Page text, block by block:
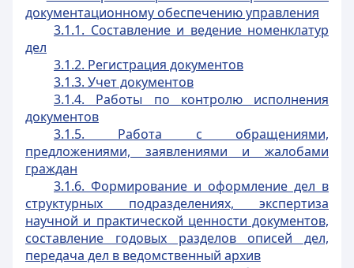
документационному обеспечению управления
3.1.1. Составление и ведение номенклатур
дел
3.1.2. Регистрация документов
3.1.3. Учет документов
3.1.4. Работы по контролю исполнения
документов
3.1.5. Работа с обращениями,
предложениями, заявлениями и жалобами
граждан
3.1.6. Формирование и оформление дел в
структурных подразделениях, экспертиза
научной и практической ценности документов,
составление годовых разделов описей дел,
передача дел в ведомственный архив